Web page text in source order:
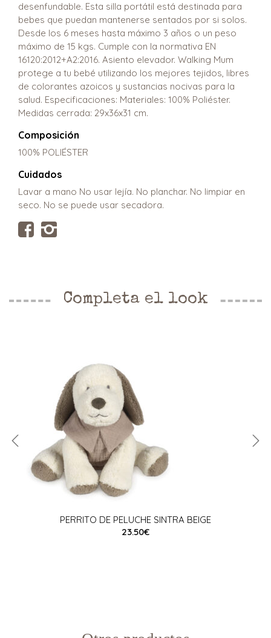
desenfundable. Esta silla portátil está destinada para
bebes que puedan mantenerse sentados por si solos.
Desde los 6 meses hasta máximo 3 años o un peso
máximo de 15 kgs. Cumple con la normativa EN
16120:2012+A2:2016. Asiento elevador. Walking Mum
protege a tu bebé utilizando los mejores tejidos, libres
de colorantes azoicos y sustancias nocivas para la
salud. Especificaciones: Materiales: 100% Poliéster.
Medidas cerrada: 29x36x31 cm.
Composición
100% POLIÉSTER
Cuidados
Lavar a mano No usar lejía. No planchar. No limpiar en
seco. No se puede usar secadora.
Completa el look
PERRITO DE PELUCHE SINTRA BEIGE
23.50€